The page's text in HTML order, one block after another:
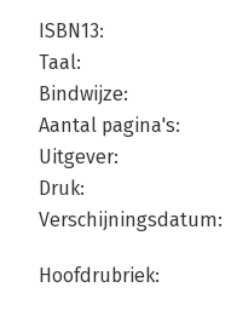
ISBN13:
Taal:
Bindwijze:
Aantal pagina's:
Uitgever:
Druk:
Verschijningsdatum:
Hoofdrubriek: